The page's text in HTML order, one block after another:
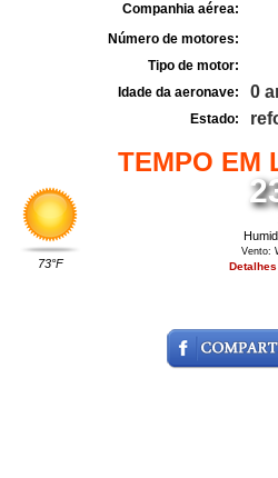
Companhia aérea:
Número de motores:
Tipo de motor:
Idade da aeronave:
0
Estado:
TEMPO EM
73°F
Vento: